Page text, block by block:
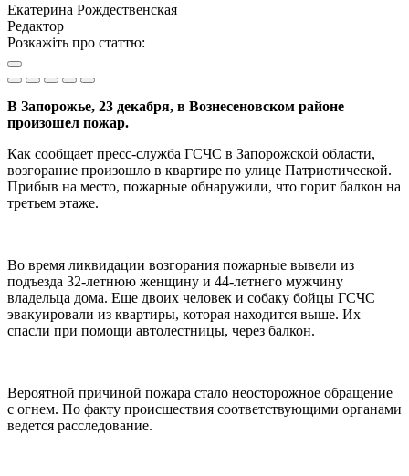
Екатерина Рождественская
Редактор
Розкажіть про статтю:
В Запорожье, 23 декабря, в Вознесеновском районе
произошел пожар.
Как сообщает пресс-служба ГСЧС в Запорожской области,
возгорание произошло в квартире по улице Патриотической.
Прибыв на место, пожарные обнаружили, что горит балкон на
третьем этаже.
Во время ликвидации возгорания пожарные вывели из
подъезда 32-летнюю женщину и 44-летнего мужчину
владельца дома. Еще двоих человек и собаку бойцы ГСЧС
эвакуировали из квартиры, которая находится выше. Их
спасли при помощи автолестницы, через балкон.
Вероятной причиной пожара стало неосторожное обращение
с огнем. По факту происшествия соответствующими органами
ведется расследование.